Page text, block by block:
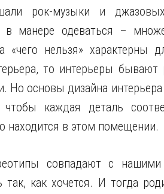
рок-музыки и
в манере одеваться –
нельзя» характерны
то интерьеры
Но основы дизайна
каждая деталь
находится в этом помещении.
совпадают с
так, как хочется. И тогда